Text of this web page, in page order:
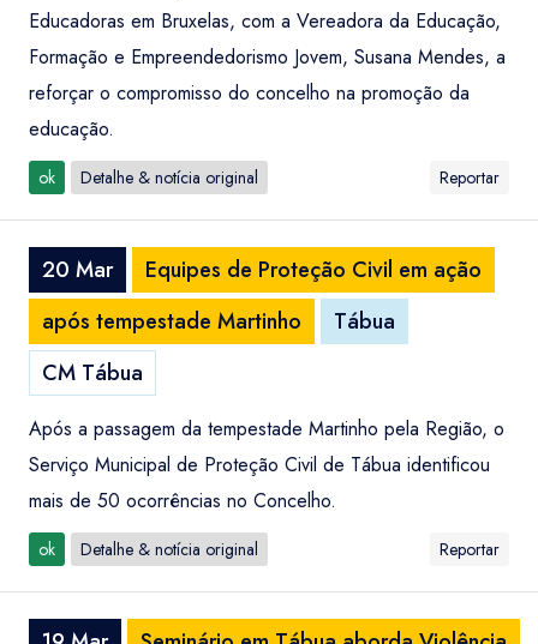
Educadoras em Bruxelas, com a Vereadora da Educação,
Formação e Empreendedorismo Jovem, Susana Mendes, a
reforçar o compromisso do concelho na promoção da
educação.
ok Detalhe & notícia original Reportar
20 Mar
Equipes de Proteção Civil em ação
após tempestade Martinho
Tábua
CM Tábua
Após a passagem da tempestade Martinho pela Região, o
Serviço Municipal de Proteção Civil de Tábua identificou
mais de 50 ocorrências no Concelho.
ok Detalhe & notícia original Reportar